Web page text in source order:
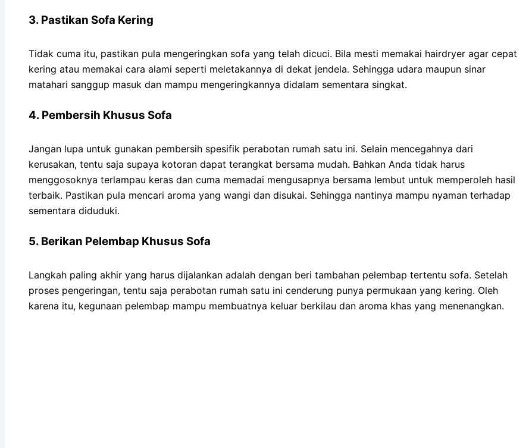
3. Pastikan Sofa Kering
Tidak cuma itu, pastikan pula mengeringkan sofa yang telah dicuci. Bila mesti memakai hairdryer agar cepat
kering atau memakai cara alami seperti meletakannya di dekat jendela. Sehingga udara maupun sinar
matahari sanggup masuk dan mampu mengeringkannya didalam sementara singkat.
4. Pembersih Khusus Sofa
Jangan lupa untuk gunakan pembersih spesifik perabotan rumah satu ini. Selain mencegahnya dari
kerusakan, tentu saja supaya kotoran dapat terangkat bersama mudah. Bahkan Anda tidak harus
menggosoknya terlampau keras dan cuma memadai mengusapnya bersama lembut untuk memperoleh hasil
terbaik. Pastikan pula mencari aroma yang wangi dan disukai. Sehingga nantinya mampu nyaman terhadap
sementara diduduki.
5. Berikan Pelembap Khusus Sofa
Langkah paling akhir yang harus dijalankan adalah dengan beri tambahan pelembap tertentu sofa. Setelah
proses pengeringan, tentu saja perabotan rumah satu ini cenderung punya permukaan yang kering. Oleh
karena itu, kegunaan pelembap mampu membuatnya keluar berkilau dan aroma khas yang menenangkan.